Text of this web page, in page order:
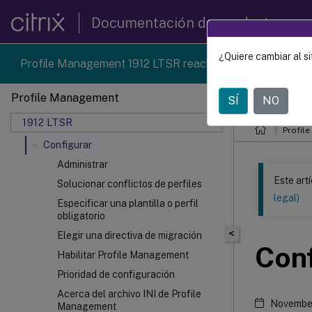
Documentación de productos
Profile Management 1912 LTSR reached end-of-life on
Profile Management
1912 LTSR
Requisitos del sistema
Cómo funciona Profile Management
Planificar su implementación
Instalación y configuración
Actualización y migración
Configurar
Administrar
Solucionar conflictos de perfiles
Especificar una plantilla o perfil
obligatorio
Elegir una directiva de migración
Habilitar Profile Management
Prioridad de configuración
Acerca del archivo INI de Profile
Management
Este
Profile
<
Este
legal)
¿Quiere cambiar al
SÍ NO